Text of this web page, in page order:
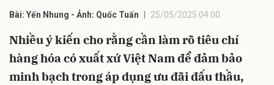
Bài: Yến Nhung - Ảnh: Quốc Tuấn 25/05/2025 04:00
Nhiều ý kiến cho rằng cần làm rõ tiêu chí
hàng hóa có xuất xứ Việt Nam để đảm bảo
minh bạch trong áp dụng ưu đãi đấu thầu,
Hủy